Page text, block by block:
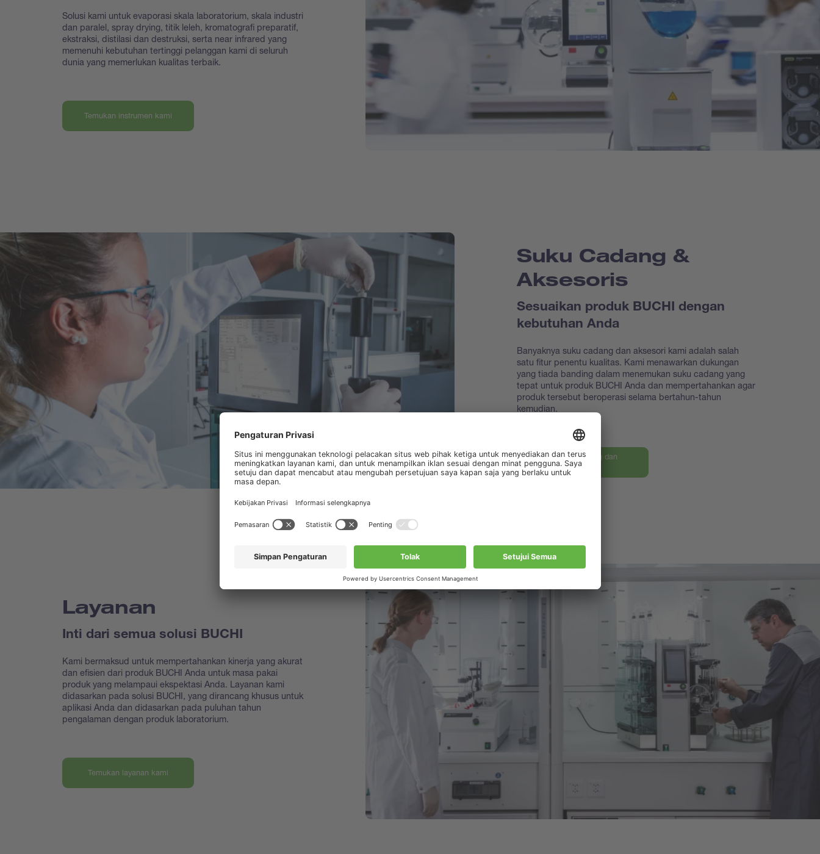
Solusi kami untuk evaporasi skala laboratorium, skala industri
dan paralel, spray drying, titik leleh, kromatografi preparatif,
ekstraksi, distilasi dan destruksi, serta near infrared yang
memenuhi kebutuhan tertinggi pelanggan kami di seluruh
dunia yang memerlukan kualitas terbaik.
Temukan instrumen kami
Suku Cadang &
Aksesoris
Sesuaikan produk BUCHI dengan
kebutuhan Anda
Banyaknya suku cadang dan aksesori kami adalah salah
satu fitur penentu kualitas. Kami menawarkan dukungan
yang tiada banding dalam menemukan suku cadang yang
tepat untuk produk BUCHI Anda dan mempertahankan agar
produk tersebut beroperasi selama bertahun-tahun
kemudian.
Temukan suku cadang dan
aksesori kami
Layanan
Inti dari semua solusi BUCHI
Kami bermaksud untuk mempertahankan kinerja yang akurat
dan efisien dari produk BUCHI Anda untuk masa pakai
produk yang melampaui ekspektasi Anda. Layanan kami
didasarkan pada solusi BUCHI, yang dirancang khusus untuk
aplikasi Anda dan didasarkan pada puluhan tahun
pengalaman dengan produk laboratorium.
Temukan layanan kami